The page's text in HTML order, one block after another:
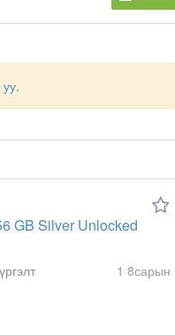
.
GB Silver Unlocked
1 8сарын